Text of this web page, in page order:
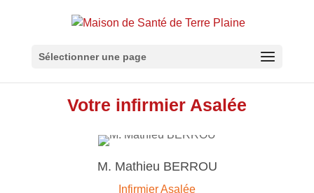
Sélectionner une page
Votre infirmier Asalée
M. Mathieu BERROU
Infirmier Asalée